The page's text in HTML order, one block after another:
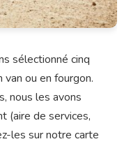
sélectionné cinq
ou en fourgon.
nous les avons
(aire de services,
les sur notre carte